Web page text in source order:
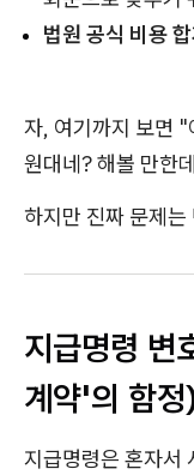
법원 공식 비용
자, 여기까지 보면
원대네? 해볼 만한
하지만 진짜 문제
지급명령
계약'의 함
지급명령은 혼자서